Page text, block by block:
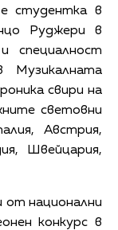
студентка в
Руджери в
специалност
Музикалната
свири на
световни
Австрия,
Швейцария,
от национални
конкурс в